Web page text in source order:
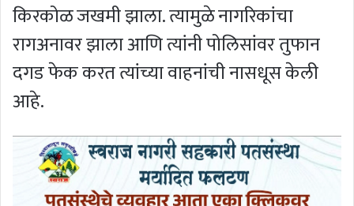
किरकोळ जखमी झाला. त्यामुळे नागरिकांचा
रागअनावर झाला आणि त्यांनी पोलिसांवर तुफान
दगड फेक करत त्यांच्या वाहनांची नासधूस केली
आहे.